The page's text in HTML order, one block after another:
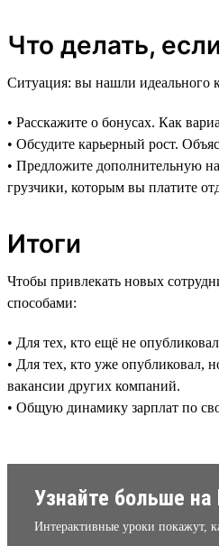
Что делать,
Ситуация: вы нашли идеального
• Расскажите о бонусах. Как
• Обсудите карьерный рост.
• Предложите дополнительную
грузчики, которым вы платите
Итоги
Чтобы привлекать новых
способами:
• Для тех, кто ещё не
• Для тех, кто уже опубликовал,
вакансии других компаний.
• Общую динамику зарплат по
Узнайте больше на
Интерактивные уроки покажут,